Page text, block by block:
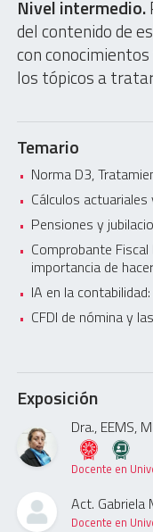
Nivel intermedio.
del contenido de
con
los tópicos a
Temario
Norma D3,
Cálculos
Pensiones y
Comprobante
importancia de
IA en la
CFDI de nómina y
Exposición
Dra., EEMS,
Docente en
Act. Gabriela
Docente en